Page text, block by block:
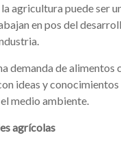
agricultura puede ser
en pos del
demanda de
ideas y
medio ambiente.
agrícolas